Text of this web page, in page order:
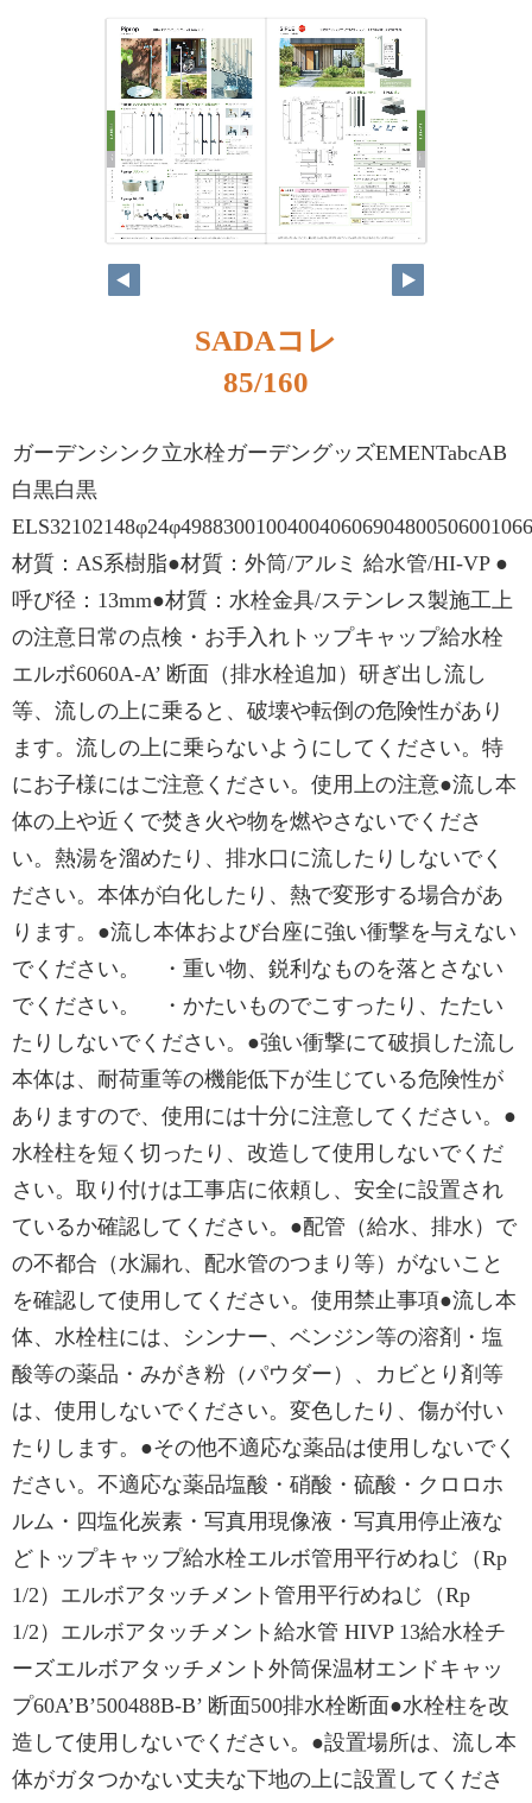
SADAコレ
85/160
ガーデンシンク立水栓ガーデングッズEMENTabcAB
白黒白黒
材質：AS系樹脂●材質：外筒/アルミ 給水管/HI-VP ●
呼び径：13mm●材質：水栓金具/ステンレス製施工上
の注意日常の点検・お手入れトップキャップ給水栓
エルボ6060A-A’ 断面（排水栓追加）研ぎ出し流し
等、流しの上に乗ると、破壊や転倒の危険性があり
ます。流しの上に乗らないようにしてください。特
にお子様にはご注意ください。使用上の注意●流し本
体の上や近くで焚き火や物を燃やさないでくださ
い。熱湯を溜めたり、排水口に流したりしないでく
ださい。本体が白化したり、熱で変形する場合があ
ります。●流し本体および台座に強い衝撃を与えない
でください。 ・重い物、鋭利なものを落とさない
でください。 ・かたいものでこすったり、たたい
たりしないでください。●強い衝撃にて破損した流し
本体は、耐荷重等の機能低下が生じている危険性が
ありますので、使用には十分に注意してください。●
水栓柱を短く切ったり、改造して使用しないでくだ
さい。取り付けは工事店に依頼し、安全に設置され
ているか確認してください。●配管（給水、排水）で
の不都合（水漏れ、配水管のつまり等）がないこと
を確認して使用してください。使用禁止事項●流し本
体、水栓柱には、シンナー、ベンジン等の溶剤・塩
酸等の薬品・みがき粉（パウダー）、カビとり剤等
は、使用しないでください。変色したり、傷が付い
たりします。●その他不適応な薬品は使用しないでく
ださい。不適応な薬品塩酸・硝酸・硫酸・クロロホ
ルム・四塩化炭素・写真用現像液・写真用停止液な
どトップキャップ給水栓エルボ管用平行めねじ（Rp
1/2）エルボアタッチメント管用平行めねじ（Rp
1/2）エルボアタッチメント給水管 HIVP 13給水栓チ
ーズエルボアタッチメント外筒保温材エンドキャッ
プ60A’B’500488B-B’ 断面500排水栓断面●水栓柱を改
造して使用しないでください。●設置場所は、流し本
体がガタつかない丈夫な下地の上に設置してくださ